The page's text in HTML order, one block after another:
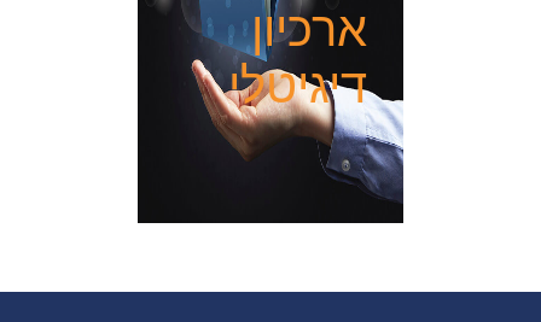
ארכיון
דיגיטלי